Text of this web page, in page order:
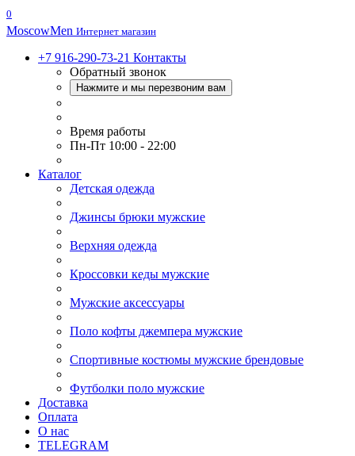
0
MoscowMen Интернет магазин
+7 916-290-73-21 Контакты
Обратный звонок
Нажмите и мы перезвоним вам
Время работы
Пн-Пт 10:00 - 22:00
Каталог
Детская одежда
Джинсы брюки мужские
Верхняя одежда
Кроссовки кеды мужские
Мужские аксессуары
Поло кофты джемпера мужские
Спортивные костюмы мужские брендовые
Футболки поло мужские
Доставка
Оплата
О нас
TELEGRAM